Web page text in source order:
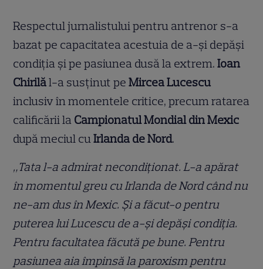
Respectul jurnalistului pentru antrenor s-a
bazat pe capacitatea acestuia de a-și depăși
condiția și pe pasiunea dusă la extrem.Ioan
Chirilăl-a susținut peMircea Lucescu
inclusiv în momentele critice, precum ratarea
calificării la Campionatul Mondial din Mexic
după meciul cuIrlanda de Nord.
„Tata l-a admirat necondiționat. L-a apărat
în momentul greu cu Irlanda de Nord când nu
ne-am dus în Mexic. Și a făcut-o pentru
puterea lui Lucescu de a-și depăși condiția.
Pentru facultatea făcută pe bune. Pentru
pasiunea aia împinsă la paroxism pentru